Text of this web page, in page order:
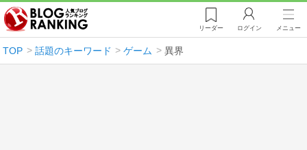
リーダー ログイン メニュー
TOP 話題のキーワード ゲーム 異界